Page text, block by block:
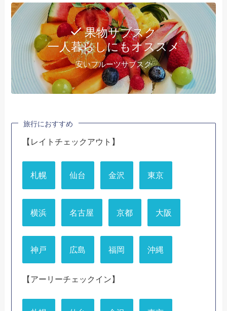
果物サブスク
一人暮らしにもオススメ
安いフルーツサブスク
旅行におすすめ
【レイトチェックアウト】
札幌 仙台 金沢 東京
横浜 名古屋 京都 大阪
神戸 広島 福岡 沖縄
【アーリーチェックイン】